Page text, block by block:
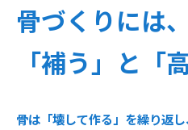
骨づくりには、
「補う」と「
骨は「壊して作る」を繰り返